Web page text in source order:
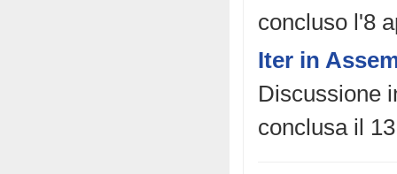
concluso l'8
Iter in
Discussione
conclusa il